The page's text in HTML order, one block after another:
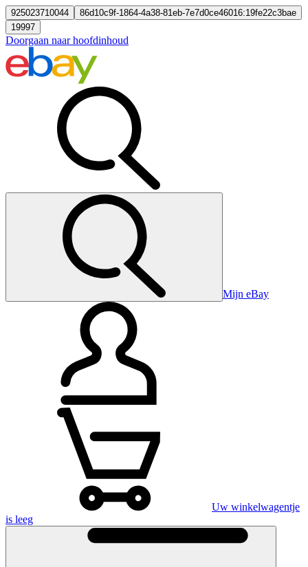
925023710044
86d10c9f-1864-4a38-81eb-7e7d0ce46016:19fe22c3bae
19997
Doorgaan naar hoofdinhoud
Mijn eBay
Uw winkelwagentje
is leeg